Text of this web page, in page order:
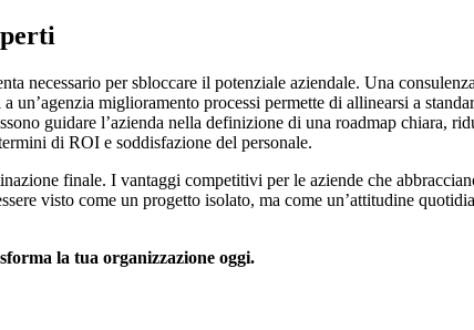
necessario per sbloccare il potenziale aziendale. Una
miglioramento processi permette di allinearsi a
guidare l’azienda nella definizione di una roadmap chiara,
di ROI e soddisfazione del personale.
finale. I vantaggi competitivi per le aziende che
visto come un progetto isolato, ma come un’attitudine
la tua organizzazione oggi.